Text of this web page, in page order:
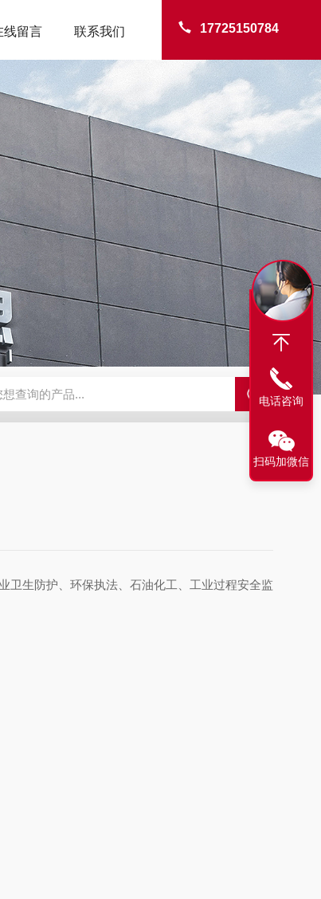
17725150784
线留言 联系我们
体检测仪 JES-MS400W-CO一氧化碳气体检测仪
卫生防护、环保执法、石油化工、工业过程安全监
电话咨询
扫码加微信